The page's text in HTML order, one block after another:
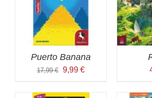
Puerto Banana
17,99€ Ursprünglicher
war:
9,99 €Aktueller
ist: